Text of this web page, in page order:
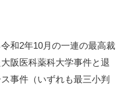
和2年10月の一連の最高裁
阪医科薬科大学事件と退
事件（いずれも最三小判